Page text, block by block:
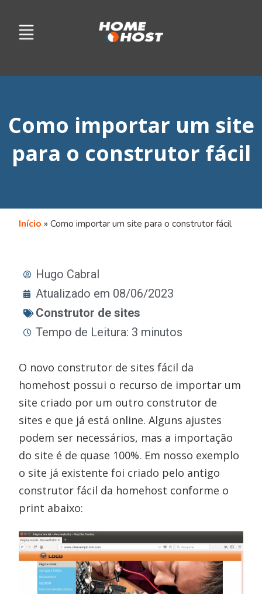
Como importar um site
para o construtor fácil
Início »Como importar um site para o construtor fácil
Hugo Cabral
Atualizado em 08/06/2023
Construtor de sites
Tempo de Leitura: 3 minutos
O novo construtor de sites fácil da
homehost possui o recurso de importar um
site criado por um outro construtor de
sites e que já está online. Alguns ajustes
podem ser necessários, mas a importação
do site é de quase 100%. Em nosso exemplo
o site já existente foi criado pelo antigo
construtor fácil da homehost conforme o
print abaixo: